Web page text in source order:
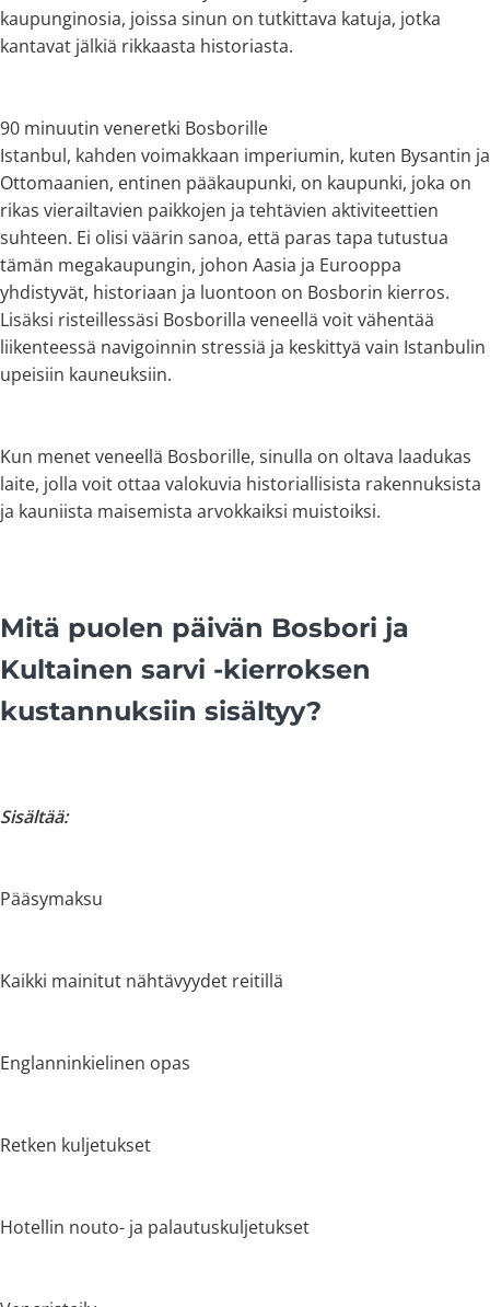
kaupunginosia, joissa sinun on tutkittava katuja, jotka
kantavat jälkiä rikkaasta historiasta.
90 minuutin veneretki Bosborille
Istanbul, kahden voimakkaan imperiumin, kuten Bysantin ja
Ottomaanien, entinen pääkaupunki, on kaupunki, joka on
rikas vierailtavien paikkojen ja tehtävien aktiviteettien
suhteen. Ei olisi väärin sanoa, että paras tapa tutustua
tämän megakaupungin, johon Aasia ja Eurooppa
yhdistyvät, historiaan ja luontoon on Bosborin kierros.
Lisäksi risteillessäsi Bosborilla veneellä voit vähentää
liikenteessä navigoinnin stressiä ja keskittyä vain Istanbulin
upeisiin kauneuksiin.
Kun menet veneellä Bosborille, sinulla on oltava laadukas
laite, jolla voit ottaa valokuvia historiallisista rakennuksista
ja kauniista maisemista arvokkaiksi muistoiksi.
Mitä puolen päivän Bosbori ja
Kultainen sarvi -kierroksen
kustannuksiin sisältyy?
Sisältää:
Pääsymaksu
Kaikki mainitut nähtävyydet reitillä
Englanninkielinen opas
Retken kuljetukset
Hotellin nouto- ja palautuskuljetukset